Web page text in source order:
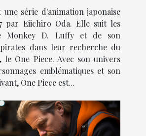
une série d'animation japonaise
par Eiichiro Oda. Elle suit les
Monkey D. Luffy et de son
dans leur recherche du
One Piece. Avec son univers
emblématiques et son
One Piece est...